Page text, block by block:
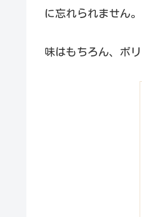
に忘れられません。
味はもちろん、ボ